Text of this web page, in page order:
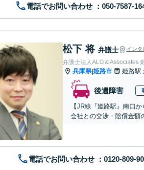
電話でお問い合わせ
松下 将 弁護士 インタ
弁護士法人ALG＆Associates
兵庫県|姫路市 姫路駅
後遺障害
【JR線『姫路駅』南口
会社との交渉・賠償金額
電話でお問い合わせ